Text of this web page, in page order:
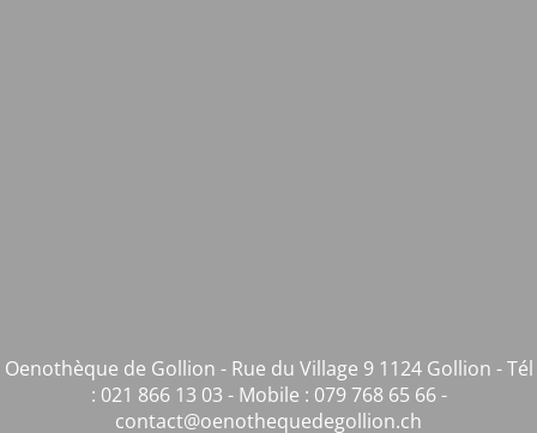
Oenothèque de Gollion - Rue du Village 9 1124 Gollion - Tél
: 021 866 13 03 - Mobile : 079 768 65 66 -
contact@oenothequedegollion.ch